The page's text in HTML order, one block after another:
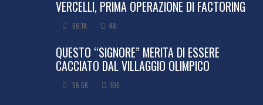
VERCELLI, PRIMA OPERAZIONE DI FACTORING
66.1K 48
QUESTO “SIGNORE” MERITA DI ESSERE
CACCIATO DAL VILLAGGIO OLIMPICO
56.5K 106